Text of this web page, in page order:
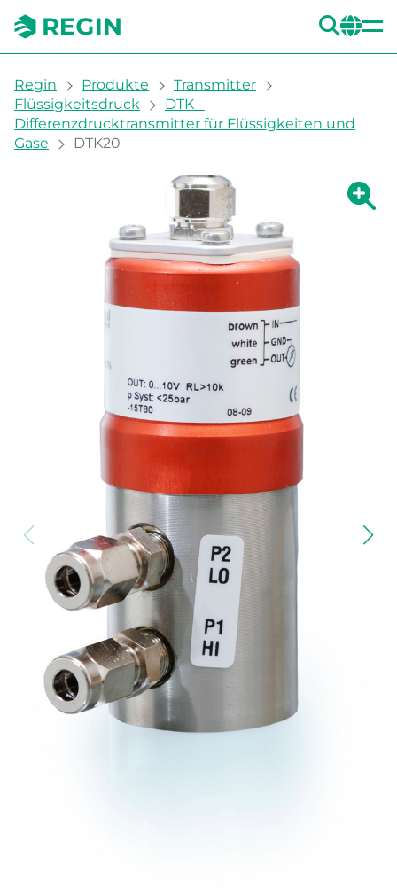
You are here:
Regin Produkte
Transmitter
Flüssigkeitsdruck
DTK –
Differenzdrucktransmitter für Flüssigkeiten und
Gase
DTK20
Zeige